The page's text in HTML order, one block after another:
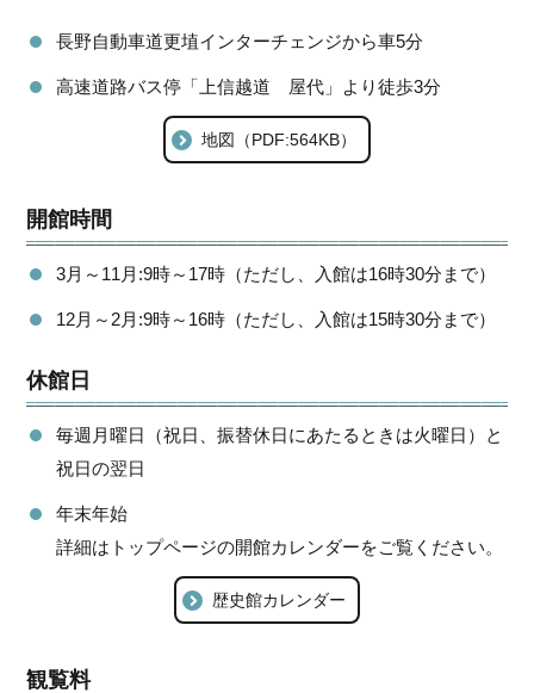
長野自動車道更埴インターチェンジから車5分
高速道路バス停「上信越道 屋代」より徒歩3分
地図（PDF:564KB）
開館時間
3月～11月:9時～17時（ただし、入館は16時30分まで）
12月～2月:9時～16時（ただし、入館は15時30分まで）
休館日
毎週月曜日（祝日、振替休日にあたるときは火曜日）と
祝日の翌日
年末年始
詳細はトップページの開館カレンダーをご覧ください。
歴史館カレンダー
観覧料